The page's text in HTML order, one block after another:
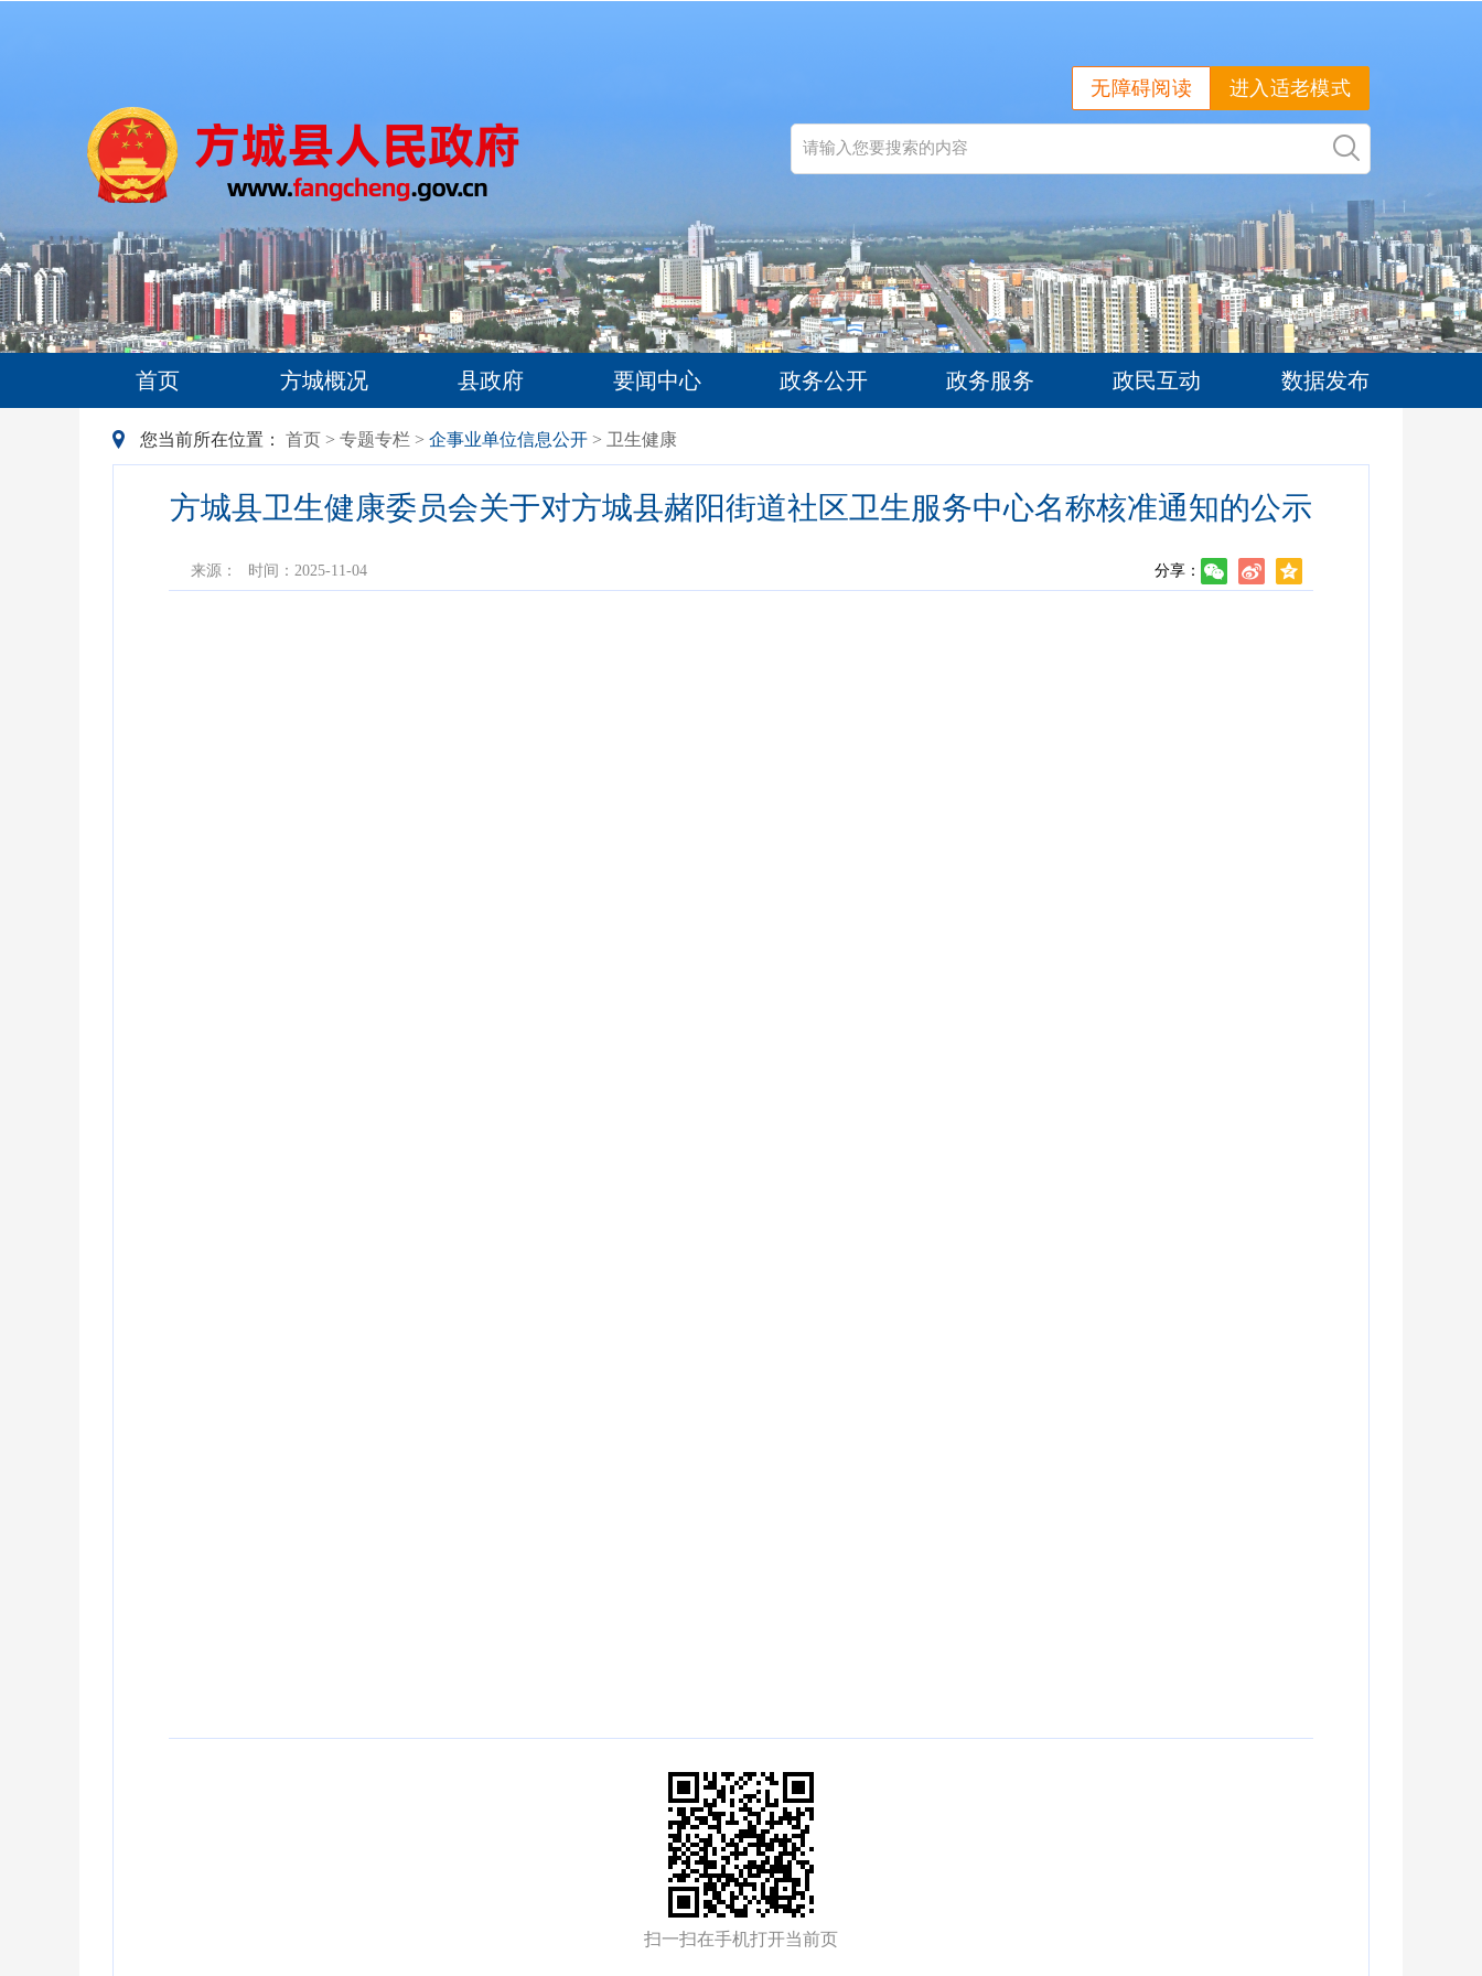
进入适老模式
无障碍阅读
首页 方城概况 县政府 要闻中心 政务公开 政务服务 政民互动 数据发布
您当前所在位置： 首页 > 专题专栏 > 企事业单位信息公开 > 卫生健康
方城县卫生健康委员会关于对方城县赭阳街道社区卫生服务中心名称核准通知的公示
来源： 时间：2025-11-04 分享：
扫一扫在手机打开当前页